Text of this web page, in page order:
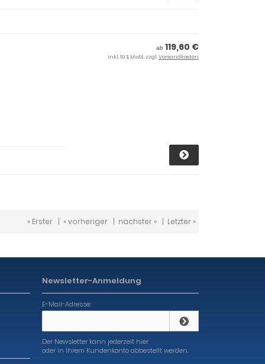
ab 119,60 €
inkl. 19 % MwSt. zzgl.Versandkosten
« Erster | « vorheriger | nächster » | Letzter »
Newsletter-Anmeldung
E-Mail-Adresse:
Der Newsletter kann jederzeit hier
oder in Ihrem Kundenkonto abbestellt werden.